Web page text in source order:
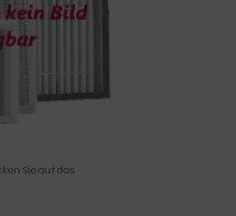
Sie auf das